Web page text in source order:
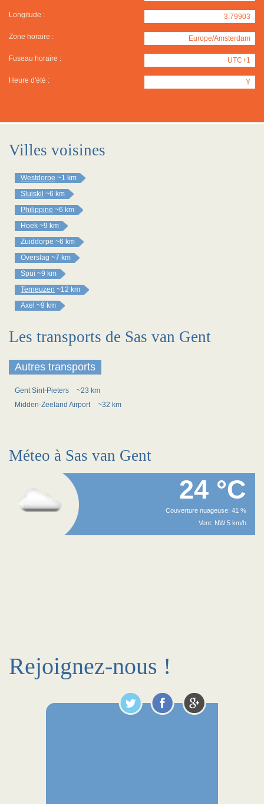
Longitude : 3.79903
Zone horaire : Europe/Amsterdam
Fuseau horaire : UTC+1
Heure d'été : Y
Villes voisines
Westdorpe ~1 km
Sluiskil ~6 km
Philippine ~6 km
Hoek ~9 km
Zuiddorpe ~6 km
Overslag ~7 km
Spui ~9 km
Terneuzen ~12 km
Axel ~9 km
Les transports de Sas van Gent
Autres transports
Gent Sint-Pieters
~23 km
Midden-Zeeland Airport
~32 km
Méteo à Sas van Gent
24 °C
Couverture nuageuse: 41 %
Vent: NW 5 km/h
Rejoignez-nous !